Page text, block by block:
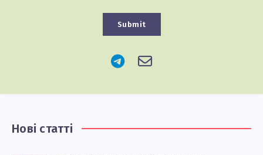
Submit
Нові статті